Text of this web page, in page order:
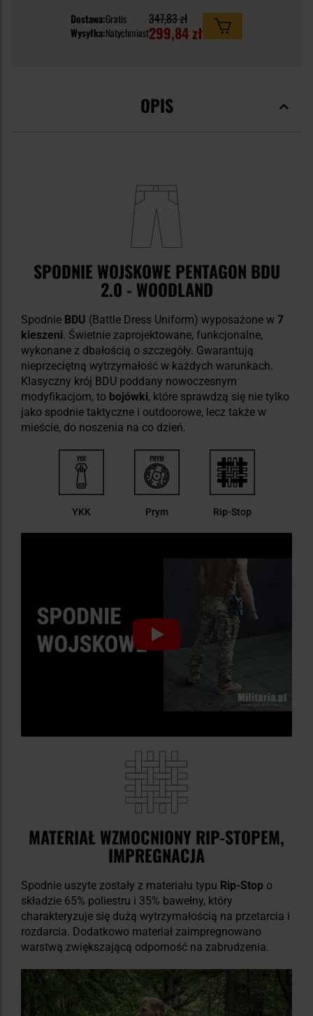
Dostawa:Gratis
Wysyłka:Natychmiast
347,83 zł
299,84 zł
OPIS
SPODNIE WOJSKOWE PENTAGON BDU
2.0 - WOODLAND
Spodnie BDU (Battle Dress Uniform) wyposażone w 7
kieszeni. Świetnie zaprojektowane, funkcjonalne,
wykonane z dbałością o szczegóły. Gwarantują
nieprzeciętną wytrzymałość w każdych warunkach.
Klasyczny krój BDU poddany nowoczesnym
modyfikacjom, to bojówki, które sprawdzą się nie tylko
jako spodnie taktyczne i outdoorowe, lecz także w
mieście, do noszenia na co dzień.
YKK Prym Rip-Stop
MATERIAŁ WZMOCNIONY RIP-STOPEM,
IMPREGNACJA
Spodnie uszyte zostały z materiału typu Rip-Stop o
składzie 65% poliestru i 35% bawełny, który
charakteryzuje się dużą wytrzymałością na przetarcia i
rozdarcia. Dodatkowo materiał zaimpregnowano
warstwą zwiększającą odporność na zabrudzenia.